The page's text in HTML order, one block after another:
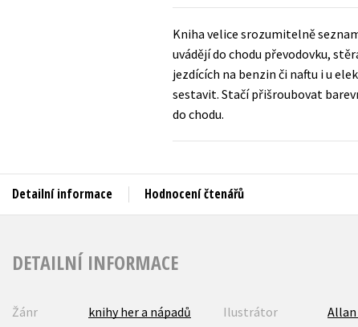
Jazyky
Kalendáře
Kariéra a osobní rozvoj
Komiks
Kniha velice srozumitelně
uvádějí do chodu převodovku,
jezdících na benzin či naftu i u
sestavit. Stačí přišroubovat
do chodu.
Detailní informace Hodnocení čtenářů
DETAILNÍ INFORMACE
Žánr knihy her a nápadů Ilustrátor Allan